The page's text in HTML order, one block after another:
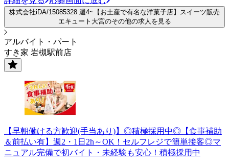
株式会社iDA/15085328 週4~【お土産で有名な洋菓子店】スイーツ販売
エキュート大宮のその他の求人を見る
アルバイト・パート
すき家 岩槻駅前店
【早朝働ける方歓迎(手当あり)】◎積極採用中◎【食事補助
＆前払い有】週2・1日2h～OK！セルフレジで簡単接客◎マ
ニュアル完備で初バイト・未経験も安心！積極採用中